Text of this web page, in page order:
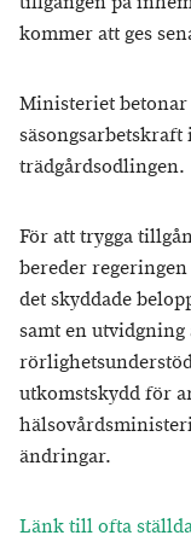
kommer att ges
Ministeriet
trädgårdsodlingen.
För att trygga
bereder
det skyddade
samt en
utkomstskydd för
ändringar.
Länk till ofta